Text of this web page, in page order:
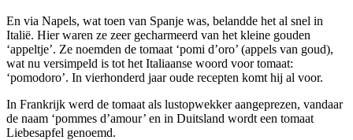
En via Napels, wat toen van Spanje was, belandde het al snel in
Italië. Hier waren ze zeer gecharmeerd van het kleine gouden
‘appeltje’. Ze noemden de tomaat ‘pomi d’oro’ (appels van goud),
wat nu versimpeld is tot het Italiaanse woord voor tomaat:
‘pomodoro’. In vierhonderd jaar oude recepten komt hij al voor.
In Frankrijk werd de tomaat als lustopwekker aangeprezen, vandaar
de naam ‘pommes d’amour’ en in Duitsland wordt een tomaat
Liebesapfel genoemd.